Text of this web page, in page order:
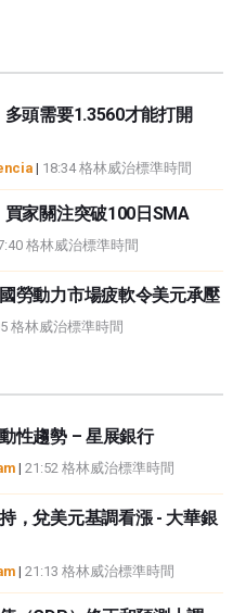
頭需要1.3560才能打開
| 18:34 格林威治標準時間
家關注突破100日SMA
格林威治標準時間
勞動力市場疲軟令美元承壓
格林威治標準時間
性趨勢 – 星展銀行
| 21:52 格林威治標準時間
，兌美元基調看漲 - 大華銀
| 21:13 格林威治標準時間